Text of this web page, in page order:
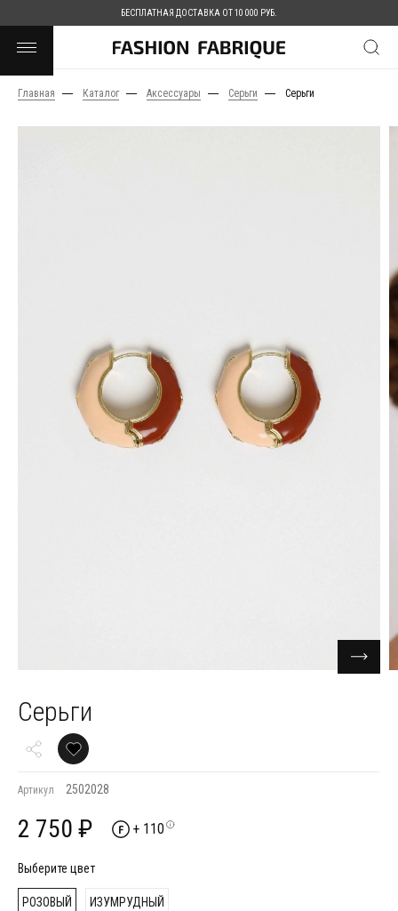
БЕСПЛАТНАЯ ДОСТАВКА ОТ 10 000 РУБ.
Главная Каталог Аксессуары Серьги Серьги
Серьги
Артикул 2502028
2 750 ₽ + 110
Выберите цвет
РОЗОВЫЙ ИЗУМРУДНЫЙ